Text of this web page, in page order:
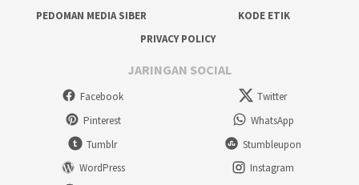
PEDOMAN MEDIA SIBER
KODE ETIK
PRIVACY POLICY
JARINGAN SOCIAL
Facebook
Twitter
Pinterest
WhatsApp
Tumblr
Stumbleupon
WordPress
Instagram